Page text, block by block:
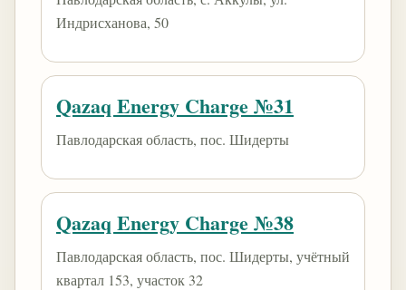
Индрисханова, 50
Qazaq Energy Charge №31
Павлодарская область, пос. Шидерты
Qazaq Energy Charge №38
Павлодарская область, пос. Шидерты, учётный
квартал 153, участок 32